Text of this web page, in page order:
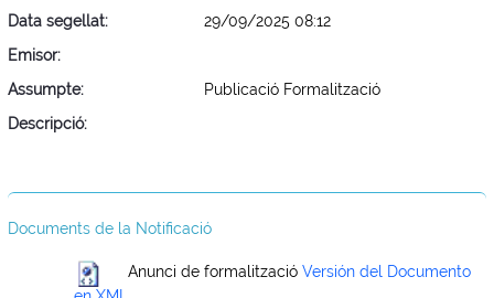
Data segellat:
29/09/2025 08:12
Emisor:
Assumpte:
Publicació Formalització
Descripció:
Documents de la Notificació
Anunci de formalització Versión del Documento